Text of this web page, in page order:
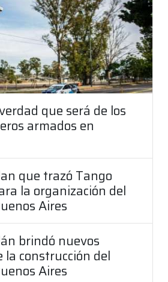
que será de los
armados en
que trazó Tango
la organización del
Aires
brindó nuevos
la construcción del
Aires